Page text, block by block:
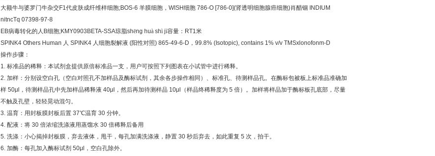
大额牛与婆罗门牛杂交F1代皮肤成纤维样细胞;BOS-6 羊膜细胞， WISH细胞 786-O [786-0](肾透明细胞腺癌细胞)肖醋铟
INDIUM
nitncTq 07398-97-8
EB病毒转化的人 B细胞;KMY0903BETA-SSA琼脂shēng huà shì jì容量： RT1米
SPINK4 Others Human 人 SPINK4 人细胞裂解液 (阳性对照) 865-49-6-D ， 99.8% (Isotopic), contains 1% v/v TMSxlonofonm-D
操作步骤：
1. 标准品的稀释：本试剂盒提供原倍标准品一支，用户可按照下列图表在小试管中进行稀释。
2. 加样：分别设空白孔（空白对照孔不加样品及酶标试剂，其余各步操作相同）、标准孔、待测样品孔。在酶标包被板上标准品准确加
样 50μl ，待测样品孔中先加样品稀释液 40μl ，然后再加待测样品 10μl （样品终稀释度为 5 倍）。加样将样品加于酶标板孔底部，尽量
不触及孔壁，轻轻晃动混匀。
3. 温育：用封板膜封板后置 37℃温育 30 分钟。
4. 配液：将 30 倍浓缩洗涤液用蒸馏水 30 倍稀释后备用
5. 洗涤：小心揭掉封板膜，弃去液体，甩干，每孔加满洗涤液，静置 30 秒后弃去，如此重复 5 次，拍干。
6. 加酶：每孔加入酶标试剂 50μl
，空白孔除外。